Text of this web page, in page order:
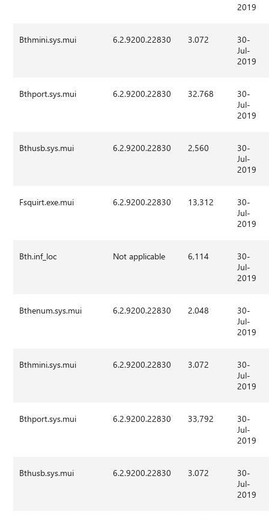
2019
Bthmini.sys.mui 6.2.9200.22830 3.072
30-
Jul-
2019
Bthport.sys.mui 6.2.9200.22830 32.768
30-
Jul-
2019
Bthusb.sys.mui 6.2.9200.22830 2,560
30-
Jul-
2019
Fsquirt.exe.mui 6.2.9200.22830 13,312
30-
Jul-
2019
Bth.inf_loc Not applicable 6,114
30-
Jul-
2019
Bthenum.sys.mui 6.2.9200.22830 2.048
30-
Jul-
2019
Bthmini.sys.mui 6.2.9200.22830 3.072
30-
Jul-
2019
Bthport.sys.mui 6.2.9200.22830 33,792
30-
Jul-
2019
Bthusb.sys.mui 6.2.9200.22830 3.072
30-
Jul-
2019